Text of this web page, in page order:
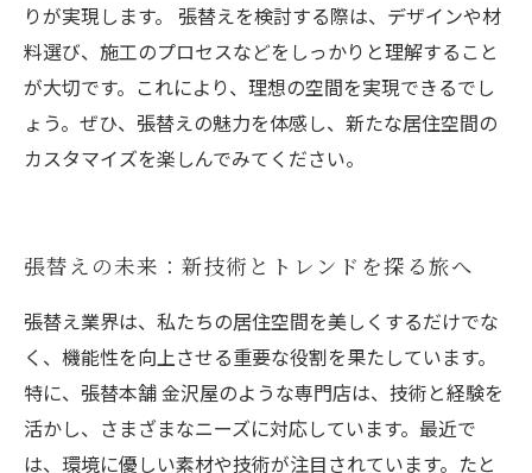
りが実現します。 張替えを検討する際は、デザインや材
料選び、施工のプロセスなどをしっかりと理解すること
が大切です。これにより、理想の空間を実現できるでし
ょう。ぜひ、張替えの魅力を体感し、新たな居住空間の
カスタマイズを楽しんでみてください。
張替えの未来：新技術とトレンドを探る旅へ
張替え業界は、私たちの居住空間を美しくするだけでな
く、機能性を向上させる重要な役割を果たしています。
特に、張替本舗 金沢屋のような専門店は、技術と経験を
活かし、さまざまなニーズに対応しています。最近で
は、環境に優しい素材や技術が注目されています。たと